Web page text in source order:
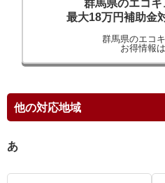
群馬県のエコ
最大18万円補助金
群馬県のエコ
お得情報
他の対応地域
あ